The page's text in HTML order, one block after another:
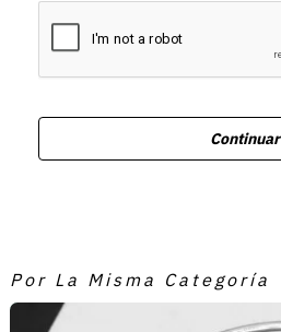
Continuar
Por La Misma Categoría